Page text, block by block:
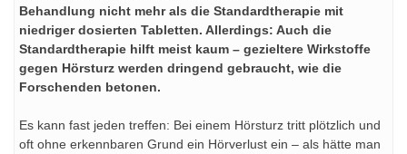
Behandlung nicht mehr als die Standardtherapie mit
niedriger dosierten Tabletten. Allerdings: Auch die
Standardtherapie hilft meist kaum – gezieltere Wirkstoffe
gegen Hörsturz werden dringend gebraucht, wie die
Forschenden betonen.
Es kann fast jeden treffen: Bei einem Hörsturz tritt plötzlich und
oft ohne erkennbaren Grund ein Hörverlust ein – als hätte man